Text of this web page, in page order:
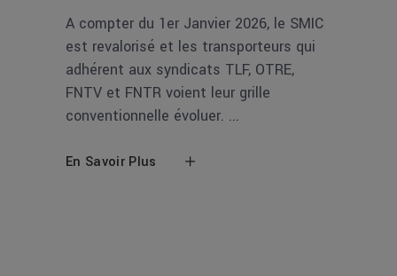
A compter du 1er Janvier 2026, le SMIC
est revalorisé et les transporteurs qui
adhérent aux syndicats TLF, OTRE,
FNTV et FNTR voient leur grille
conventionnelle évoluer.
En Savoir Plus